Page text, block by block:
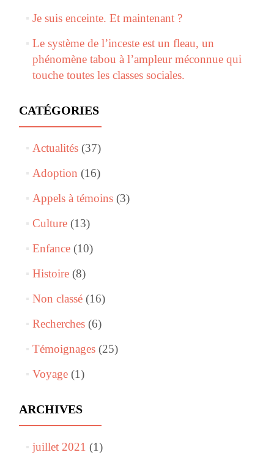
Je suis enceinte. Et maintenant ?
Le système de l’inceste est un fleau, un
phénomène tabou à l’ampleur méconnue qui
touche toutes les classes sociales.
CATÉGORIES
Actualités(37)
Adoption (16)
Appels à témoins(3)
Culture(13)
Enfance(10)
Histoire(8)
Non classé(16)
Recherches(6)
Témoignages(25)
Voyage(1)
ARCHIVES
juillet 2021 (1)